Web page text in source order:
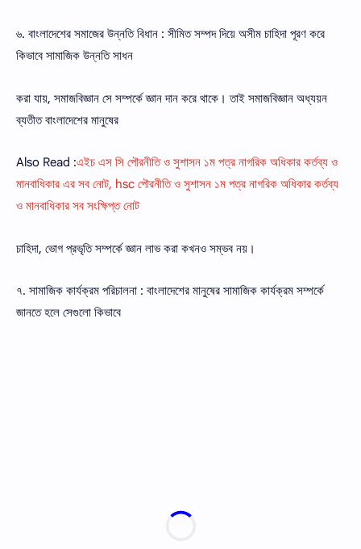
৬. বাংলাদেশের সমাজের উন্নতি বিধান : সীমিত সম্পদ দিয়ে অসীম চাহিদা পূরণ করে
কিভাবে সামাজিক উন্নতি সাধন
করা যায়, সমাজবিজ্ঞান সে সম্পর্কে জ্ঞান দান করে থাকে। তাই সমাজবিজ্ঞান অধ্যয়ন
ব্যতীত বাংলাদেশের মানুষের
Also Read :এইচ এস সি পৌরনীতি ও সুশাসন ১ম পত্র নাগরিক অধিকার কর্তব্য ও
মানবাধিকার এর সব নোট, hsc পৌরনীতি ও সুশাসন ১ম পত্র নাগরিক অধিকার কর্তব্য
ও মানবাধিকার সব সংক্ষিপ্ত নোট
চাহিদা, ভােগ প্রভৃতি সম্পর্কে জ্ঞান লাভ করা কখনও সম্ভব নয়।
৭. সামাজিক কার্যক্রম পরিচালনা : বাংলাদেশের মানুষের সামাজিক কার্যক্রম সম্পর্কে
জানতে হলে সেগুলাে কিভাবে